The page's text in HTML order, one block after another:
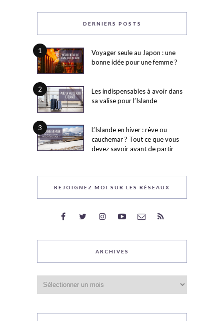
DERNIERS POSTS
1
Voyager seule au Japon : une
bonne idée pour une femme ?
2
Les indispensables à avoir dans
sa valise pour l’Islande
3
L’Islande en hiver : rêve ou
cauchemar ? Tout ce que vous
devez savoir avant de partir
REJOIGNEZ MOI SUR LES RÉSEAUX
ARCHIVES